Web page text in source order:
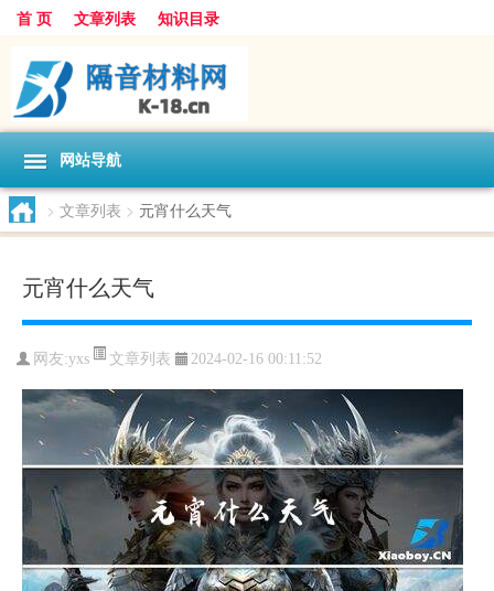
首 页 文章列表 知识目录
网站导航
> 文章列表 > 元宵什么天气
元宵什么天气
网友:yxs 文章列表 2024-02-16 00:11:52